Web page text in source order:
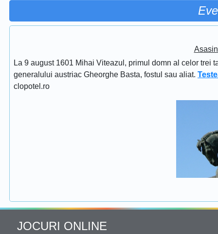
La 9 august 1601 Mihai Viteazul, primul domn al celor trei
generalului austriac Gheorghe Basta, fostul sau aliat.
clopotel.ro
JOCURI ONLINE